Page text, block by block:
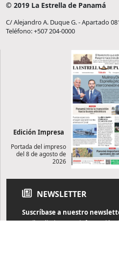
© 2019 La Estrella de Panamá
C/ Alejandro A. Duque G. - Apartado
Teléfono: +507 204-0000
Edición Impresa
Portada del impreso
del 8 de agosto de
2026
NEWSLETTER
Suscríbase a nuestro
Reciba diariamente información